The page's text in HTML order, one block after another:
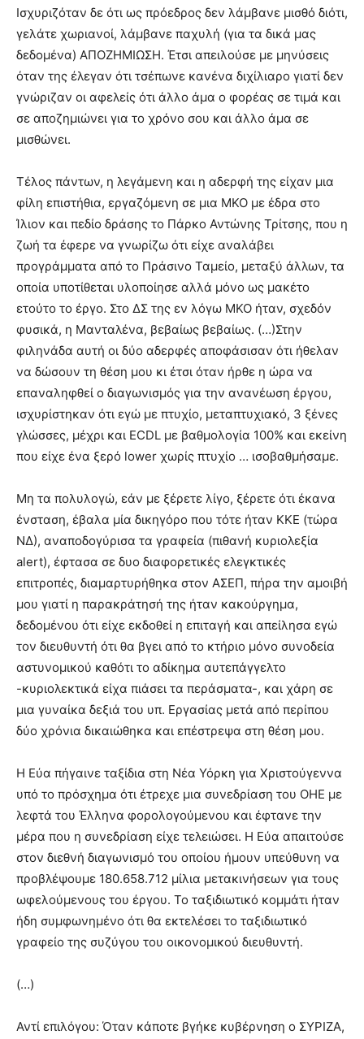
Ισχυριζόταν δε ότι ως πρόεδρος δεν λάμβανε μισθό διότι,
γελάτε χωριανοί, λάμβανε παχυλή (για τα δικά μας
δεδομένα) ΑΠΟΖΗΜΙΩΣΗ. Έτσι απειλούσε με μηνύσεις
όταν της έλεγαν ότι τσέπωνε κανένα διχίλιαρο γιατί δεν
γνώριζαν οι αφελείς ότι άλλο άμα ο φορέας σε τιμά και
σε αποζημιώνει για το χρόνο σου και άλλο άμα σε
μισθώνει.
Τέλος πάντων, η λεγάμενη και η αδερφή της είχαν μια
φίλη επιστήθια, εργαζόμενη σε μια ΜΚΟ με έδρα στο
Ίλιον και πεδίο δράσης το Πάρκο Αντώνης Τρίτσης, που η
ζωή τα έφερε να γνωρίζω ότι είχε αναλάβει
προγράμματα από το Πράσινο Ταμείο, μεταξύ άλλων, τα
οποία υποτίθεται υλοποίησε αλλά μόνο ως μακέτο
ετούτο το έργο. Στο ΔΣ της εν λόγω ΜΚΟ ήταν, σχεδόν
φυσικά, η Μανταλένα, βεβαίως βεβαίως. (…)Στην
φιληνάδα αυτή οι δύο αδερφές αποφάσισαν ότι ήθελαν
να δώσουν τη θέση μου κι έτσι όταν ήρθε η ώρα να
επαναληφθεί ο διαγωνισμός για την ανανέωση έργου,
ισχυρίστηκαν ότι εγώ με πτυχίο, μεταπτυχιακό, 3 ξένες
γλώσσες, μέχρι και ECDL με βαθμολογία 100% και εκείνη
που είχε ένα ξερό lower χωρίς πτυχίο … ισοβαθμήσαμε.
Μη τα πολυλογώ, εάν με ξέρετε λίγο, ξέρετε ότι έκανα
ένσταση, έβαλα μία δικηγόρο που τότε ήταν ΚΚΕ (τώρα
ΝΔ), αναποδογύρισα τα γραφεία (πιθανή κυριολεξία
alert), έφτασα σε δυο διαφορετικές ελεγκτικές
επιτροπές, διαμαρτυρήθηκα στον ΑΣΕΠ, πήρα την αμοιβή
μου γιατί η παρακράτησή της ήταν κακούργημα,
δεδομένου ότι είχε εκδοθεί η επιταγή και απείλησα εγώ
τον διευθυντή ότι θα βγει από το κτήριο μόνο συνοδεία
αστυνομικού καθότι το αδίκημα αυτεπάγγελτο
-κυριολεκτικά είχα πιάσει τα περάσματα-, και χάρη σε
μια γυναίκα δεξιά του υπ. Εργασίας μετά από περίπου
δύο χρόνια δικαιώθηκα και επέστρεψα στη θέση μου.
Η Εύα πήγαινε ταξίδια στη Νέα Υόρκη για Χριστούγεννα
υπό το πρόσχημα ότι έτρεχε μια συνεδρίαση του ΟΗΕ με
λεφτά του Έλληνα φορολογούμενου και έφτανε την
μέρα που η συνεδρίαση είχε τελειώσει. Η Εύα απαιτούσε
στον διεθνή διαγωνισμό του οποίου ήμουν υπεύθυνη να
προβλέψουμε 180.658.712 μίλια μετακινήσεων για τους
ωφελούμενους του έργου. Το ταξιδιωτικό κομμάτι ήταν
ήδη συμφωνημένο ότι θα εκτελέσει το ταξιδιωτικό
γραφείο της συζύγου του οικονομικού διευθυντή.
(…)
Αντί επιλόγου: Όταν κάποτε βγήκε κυβέρνηση ο ΣΥΡΙΖΑ,